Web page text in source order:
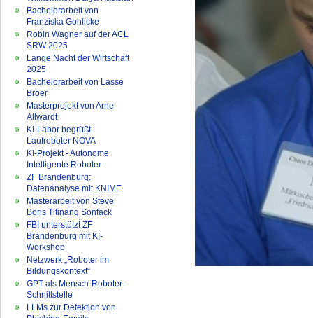
Bachelorarbeit von
Franziska Gohlicke
Robin Wagner auf der ACL
SRW 2025
Lange Nacht der Wirtschaft
2025
Bachelorarbeit von Lasse
Broer
Masterprojekt von Arne
Allwardt
KI-Labor begrüßt
Laufroboter NOVA
KI-Projekt - Autonome
Intelligente Roboter
ZF Brandenburg:
Datenanalyse mit KNIME
Masterarbeit von Steve
Boris Titinang Sonfack
FBI unterstützt ZF
Brandenburg mit KI-
Workshop
Netzwerk „Roboter im
Bildungskontext“
GPT als Mensch-Roboter-
Schnittstelle
LLMs zur Detektion von